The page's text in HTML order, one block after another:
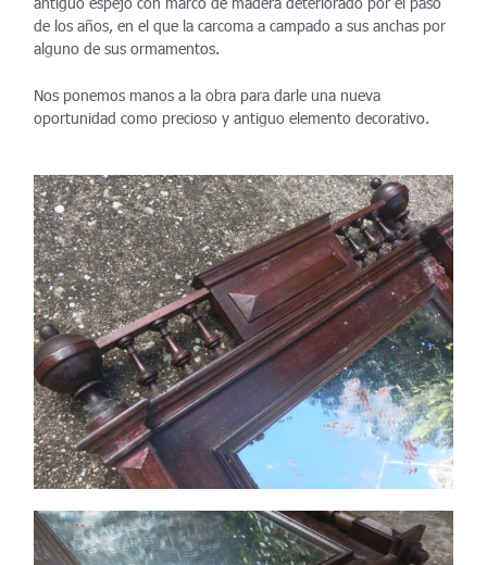
de los años, en el que la carcoma a campado a sus anchas por
alguno de sus ormamentos.
Nos ponemos manos a la obra para darle una nueva
oportunidad como precioso y antiguo elemento decorativo.